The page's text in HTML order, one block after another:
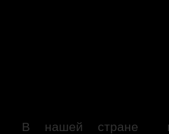
В нашей стране